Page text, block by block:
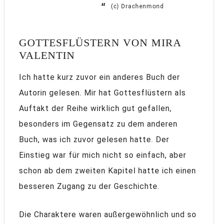
(c) Drachenmond
GOTTESFLÜSTERN VON MIRA
VALENTIN
Ich hatte kurz zuvor ein anderes Buch der
Autorin gelesen. Mir hat Gottesflüstern als
Auftakt der Reihe wirklich gut gefallen,
besonders im Gegensatz zu dem anderen
Buch, was ich zuvor gelesen hatte. Der
Einstieg war für mich nicht so einfach, aber
schon ab dem zweiten Kapitel hatte ich einen
besseren Zugang zu der Geschichte.
Die Charaktere waren außergewöhnlich und so